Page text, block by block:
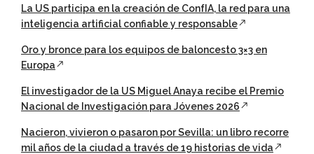
La US participa en la creación de ConfIA, la red para una
inteligencia artificial confiable y responsable
Oro y bronce para los equipos de baloncesto 3×3 en
Europa
El investigador de la US Miguel Anaya recibe el Premio
Nacional de Investigación para Jóvenes 2026
Nacieron, vivieron o pasaron por Sevilla: un libro recorre
mil años de la ciudad a través de 19 historias de vida